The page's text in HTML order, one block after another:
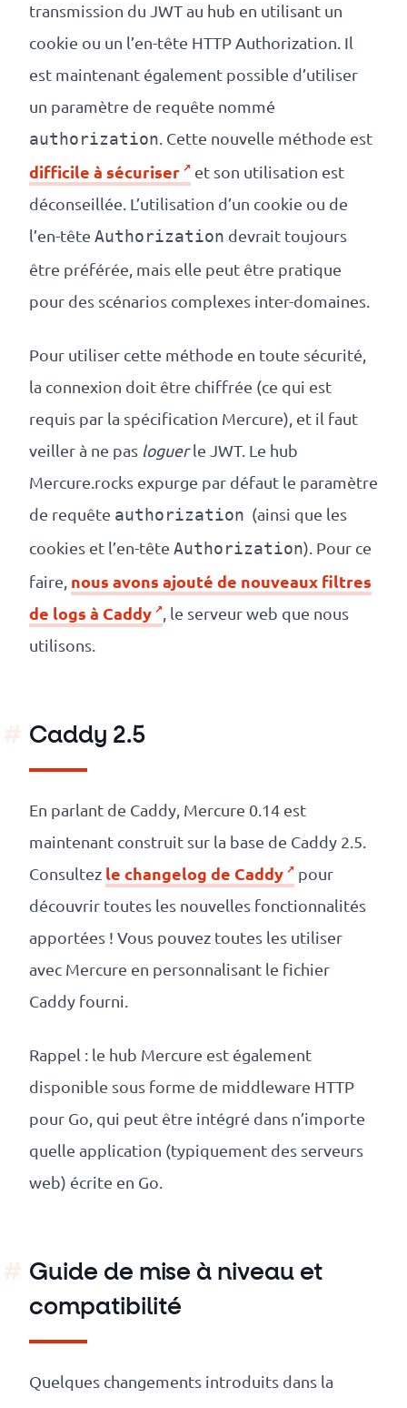
transmission du JWT au hub en utilisant un
cookie ou un l’en-tête HTTP Authorization. Il
est maintenant également possible d’utiliser
un paramètre de requête nommé
authorization . Cette nouvelle méthode est
difficile à sécuriser
et son utilisation est
déconseillée. L’utilisation d’un cookie ou de
l’en-tête Authorization devrait toujours
être préférée, mais elle peut être pratique
pour des scénarios complexes inter-domaines.
Pour utiliser cette méthode en toute sécurité,
la connexion doit être chiffrée (ce qui est
requis par la spécification Mercure), et il faut
veiller à ne pas loguerle JWT. Le hub
Mercure.rocks expurge par défaut le paramètre
de requête authorization (ainsi que les
cookies et l’en-tête Authorization). Pour ce
faire, nous avons ajouté de nouveaux filtres
de logs à Caddy
, le serveur web que nous
utilisons.
Caddy 2.5
En parlant de Caddy, Mercure 0.14 est
maintenant construit sur la base de Caddy 2.5.
Consultez le changelog de Caddy
pour
découvrir toutes les nouvelles fonctionnalités
apportées ! Vous pouvez toutes les utiliser
avec Mercure en personnalisant le fichier
Caddy fourni.
Rappel : le hub Mercure est également
disponible sous forme de middleware HTTP
pour Go, qui peut être intégré dans n’importe
quelle application (typiquement des serveurs
web) écrite en Go.
Guide de mise à niveau et
compatibilité
Quelques changements introduits dans la